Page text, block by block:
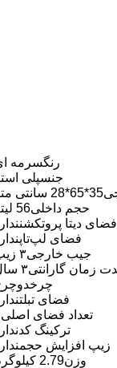
رنگسرمه ای
جنسپلی استر
35*65*28 سانتی متر
حجم داخلی 56 لیتر
فضای دیتا پروتکشنندارد
فضای لپ‌تاپندارد
جیب خارجی ۳ زیپ
زمان گارانتی ۳ سال
چرخدوچرخ
فضای تبلتندارد
تعداد فضای اصلی ۲
ترکینگ کدندارد
زیپ افزایش حجمندارد
وزن2.79 کیلوگرم